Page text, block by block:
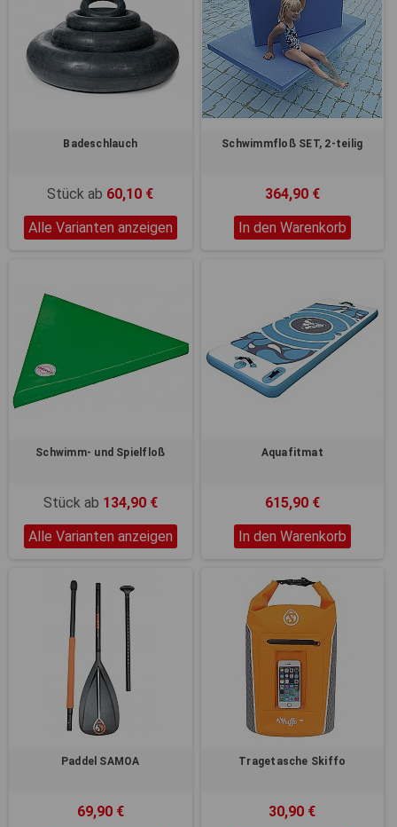
Badeschlauch
Stück ab 60,10 €
Alle Varianten anzeigen
Schwimmfloß SET, 2-teilig
364,90 €
In den Warenkorb
Schwimm- und Spielfloß
Stück ab 134,90 €
Alle Varianten anzeigen
Aquafitmat
615,90 €
In den Warenkorb
Paddel SAMOA
69,90 €
Tragetasche Skiffo
30,90 €